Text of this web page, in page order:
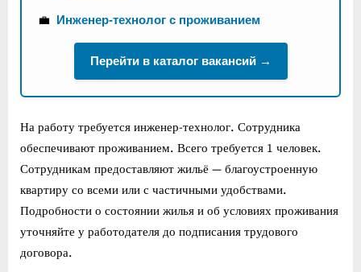
💼 Инженер-технолог с проживанием
Перейти в каталог вакансий →
На работу требуется инженер-технолог. Сотрудника
обеспечивают проживанием. Всего требуется 1 человек.
Сотрудникам предоставляют жильё — благоустроенную
квартиру со всеми или с частичными удобствами.
Подробности о состоянии жилья и об условиях проживания
уточняйте у работодателя до подписания трудового
договора.